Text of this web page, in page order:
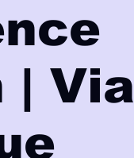
| Via